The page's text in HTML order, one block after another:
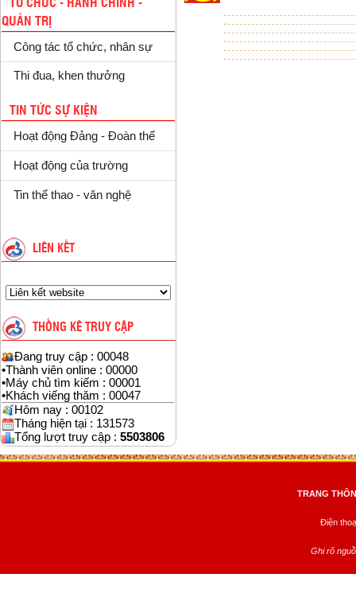
TỔ CHỨC - HÀNH CHÍNH -
QUẢN TRỊ
Công tác tổ chức, nhân sự
Thi đua, khen thưởng
TIN TỨC SỰ KIỆN
Hoạt động Đảng - Đoàn thể
Hoạt động của trường
Tin thể thao - văn nghệ
LIÊN KẾT
THỐNG KÊ TRUY CẬP
Đang truy cập : 00048
•Thành viên online : 00000
•Máy chủ tìm kiếm : 00001
•Khách viếng thăm : 00047
Hôm nay : 00102
Tháng hiện tại : 131573
Tổng lượt truy cập : 5503806
TRANG
Điện
Ghi rõ